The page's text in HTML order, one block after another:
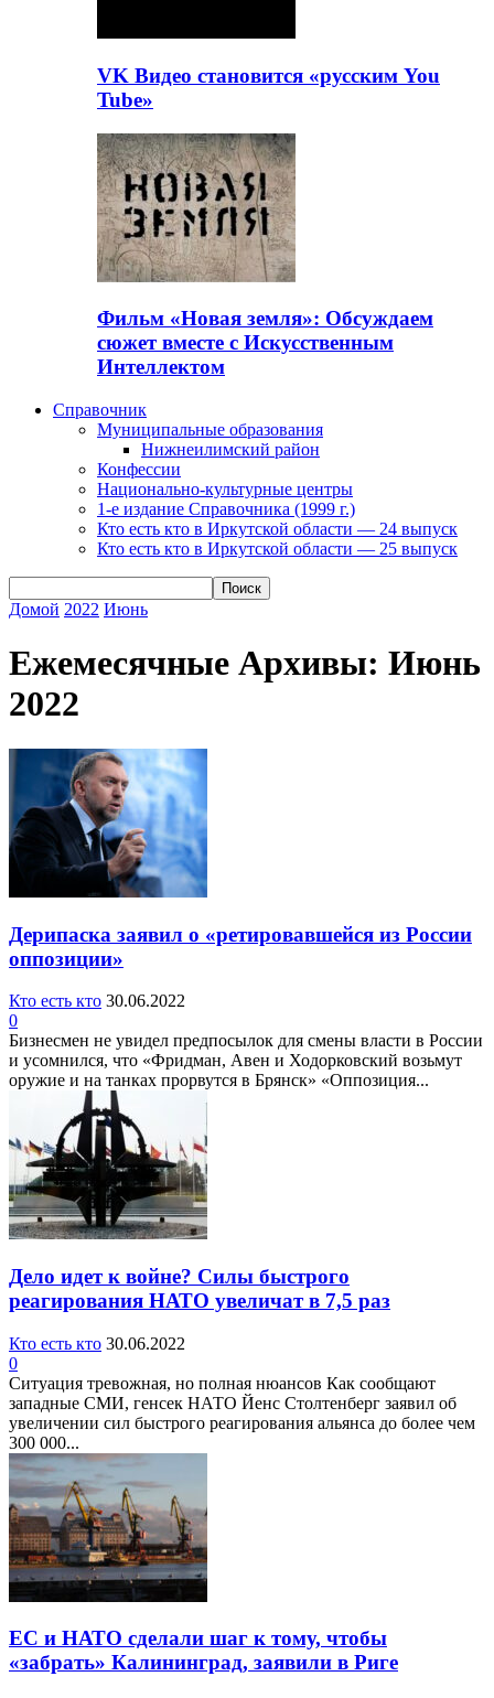
VK Видео становится «русским You
Tube»
Фильм «Новая земля»: Обсуждаем
сюжет вместе с Искусственным
Интеллектом
Справочник
Муниципальные образования
Нижнеилимский район
Конфессии
Национально-культурные центры
1-е издание Справочника (1999 г.)
Кто есть кто в Иркутской области — 24 выпуск
Кто есть кто в Иркутской области — 25 выпуск
Домой 2022 Июнь
Ежемесячные Архивы: Июнь
2022
Дерипаска заявил о «ретировавшейся из России
оппозиции»
Кто есть кто 30.06.2022
0
Бизнесмен не увидел предпосылок для смены власти в России
и усомнился, что «Фридман, Авен и Ходорковский возьмут
оружие и на танках прорвутся в Брянск» «Оппозиция...
Дело идет к войне? Силы быстрого
реагирования НАТО увеличат в 7,5 раз
Кто есть кто 30.06.2022
0
Ситуация тревожная, но полная нюансов Как сообщают
западные СМИ, генсек НАТО Йенс Столтенберг заявил об
увеличении сил быстрого реагирования альянса до более чем
300 000...
ЕС и НАТО сделали шаг к тому, чтобы
«забрать» Калининград, заявили в Риге